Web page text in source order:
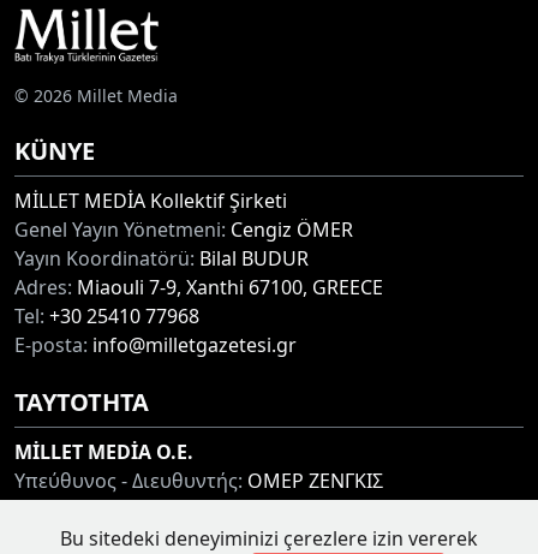
© 2026 Millet Media
KÜNYE
MİLLET MEDİA Kollektif Şirketi
Genel Yayın Yönetmeni: Cengiz ÖMER
Yayın Koordinatörü: Bilal BUDUR
Adres: Miaouli 7-9, Xanthi 67100, GREECE
Tel: +30 25410 77968
E-posta: info@milletgazetesi.gr
ΤΑΥΤΟΤΗΤΑ
MİLLET MEDİA O.E.
Υπεύθυνος - Διευθυντής: ΟΜΕΡ ΖΕΝΓΚΙΣ
Διεύθυνση:ΜΙΑΟΥΛΗ 7-9, ΞΑΝΘΗ 67100
Bu sitedeki deneyiminizi çerezlere izin vererek